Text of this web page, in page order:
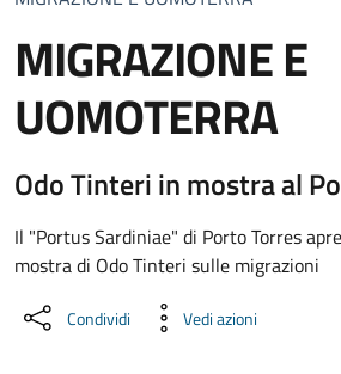
MIGRAZIONE E
UOMOTERRA
Dettaglio
Odo Tinteri in mostra al
Il "Portus Sardiniae" di Porto Torres
mostra di Odo Tinteri sulle migrazioni
Condividi Vedi azioni